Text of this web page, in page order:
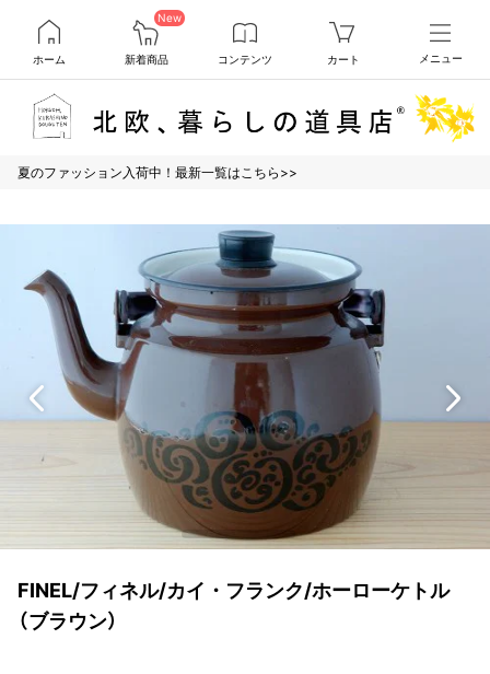
ホーム
New
新着商品 コンテンツ カート メニュー
夏のファッション入荷中！最新一覧はこちら>>
FINEL/フィネル/カイ・フランク/ホーローケトル
（ブラウン）